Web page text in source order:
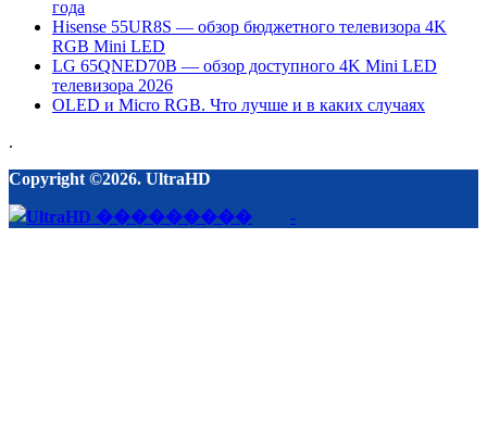
года
Hisense 55UR8S — обзор бюджетного телевизора 4K
RGB Mini LED
LG 65QNED70B — обзор доступного 4K Mini LED
телевизора 2026
OLED и Micro RGB. Что лучше и в каких случаях
.
Copyright ©2026. UltraHD
-